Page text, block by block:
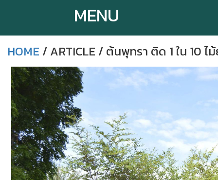
MENU
HOME / ARTICLE / ต้นพุทรา ติด 1 ใน 10